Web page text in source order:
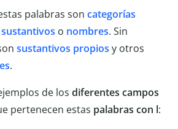
palabras son categorías
sustantivos o nombres. Sin
sustantivos propios y otros
.
de los diferentes campos
pertenecen estas palabras con l: